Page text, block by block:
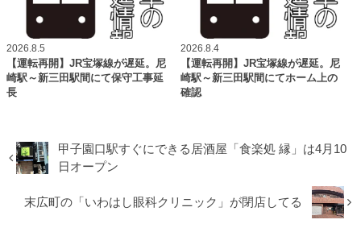
2026.8.5
【運転再開】JR宝塚線が遅延。尼
崎駅～新三田駅間にて保守工事延
長
2026.8.4
【運転再開】JR宝塚線が遅延。尼
崎駅～新三田駅間にてホーム上の
確認
甲子園口駅すぐにできる居酒屋「食楽処 縁」は4月10
日オープン
末広町の「いわはし眼科クリニック」が閉店してる